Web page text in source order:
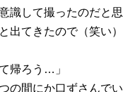
識して撮ったのだと思
出てきたので（笑い）
帰ろう…」
の間にか口ずさんでい